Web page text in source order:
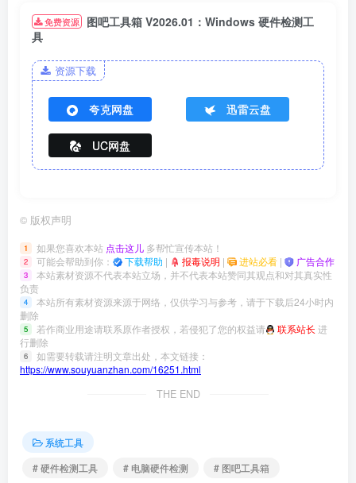
免费资源
图吧工具箱 V2026.01：Windows 硬件检测工
具
资源下载
夸克网盘 迅雷云盘
UC网盘
© 版权声明
1 如果您喜欢本站 点击这儿 多帮忙宣传本站！
2 可能会帮助到你： 下载帮助 | 报毒说明 | 进站必看 | 广告合作
3
本站素材资源不代表本站立场，并不代表本站赞同其观点和对其真实性
负责
4
本站所有素材资源来源于网络，仅供学习与参考，请于下载后24小时内
删除
5 若作商业用途请联系原作者授权，若侵犯了您的权益请 联系站长 进
行删除
6
如需要转载请注明文章出处，本文链接：
https://www.souyuanzhan.com/16251.html
THE END
系统工具
# 硬件检测工具
# 电脑硬件检测
# 图吧工具箱